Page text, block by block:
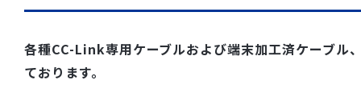
各種CC-Link専用ケーブルおよび端末加工済ケーブル
ております。